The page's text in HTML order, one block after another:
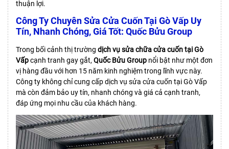
thuận lợi.
Công Ty Chuyên Sửa Cửa Cuốn Tại Gò Vấp Uy
Tín, Nhanh Chóng, Giá Tốt: Quốc Bửu Group
Trong bối cảnh thị trường dịch vụ sửa chữa cửa cuốn tại Gò
Vấpcạnh tranh gay gắt, Quốc Bửu Group nổi bật như một đơn
vị hàng đầu với hơn 15 năm kinh nghiệm trong lĩnh vực này.
Công ty không chỉ cung cấp dịch vụ sửa cửa cuốn tại Gò Vấp
mà còn đảm bảo uy tín, nhanh chóng và giá cả cạnh tranh,
đáp ứng mọi nhu cầu của khách hàng.